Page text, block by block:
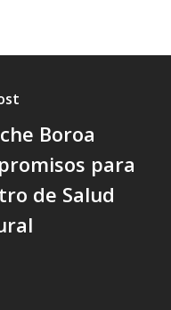
Boroa
para
de Salud